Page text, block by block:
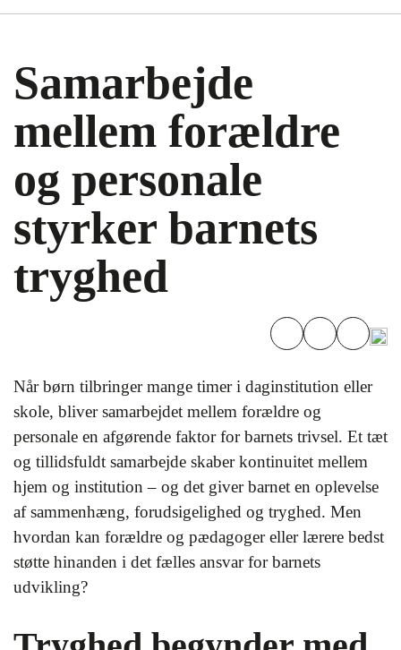
Samarbejde
mellem forældre
og personale
styrker barnets
tryghed
Når børn tilbringer mange timer i daginstitution eller
skole, bliver samarbejdet mellem forældre og
personale en afgørende faktor for barnets trivsel. Et tæt
og tillidsfuldt samarbejde skaber kontinuitet mellem
hjem og institution – og det giver barnet en oplevelse
af sammenhæng, forudsigelighed og tryghed. Men
hvordan kan forældre og pædagoger eller lærere bedst
støtte hinanden i det fælles ansvar for barnets
udvikling?